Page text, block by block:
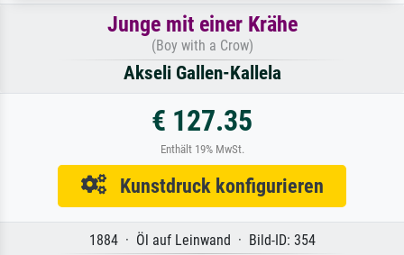
Junge mit einer Krähe
(Boy with a Crow)
Akseli Gallen-Kallela
€ 127.35
Enthält 19% MwSt.
Kunstdruck konfigurieren
1884 · Öl auf Leinwand · Bild-ID: 354